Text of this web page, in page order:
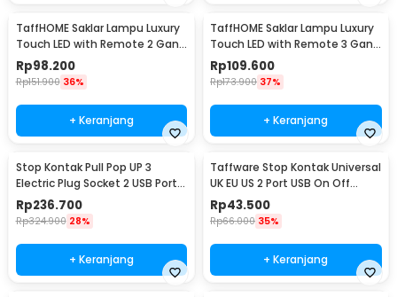
TaffHOME Saklar Lampu Luxury
Touch LED with Remote 2 Gang
- XJG-DH001
Rp98.200
Rp151.900 36%
+ Keranjang
TaffHOME Saklar Lampu Luxury
Touch LED with Remote 3 Gang
- XJG-DH001
Rp109.600
Rp173.900 37%
+ Keranjang
Stop Kontak Pull Pop UP 3
Electric Plug Socket 2 USB Port
EU - PDU
Rp236.700
Rp324.900 28%
+ Keranjang
Taffware Stop Kontak Universal
UK EU US 2 Port USB On Off
Switch - LC-20
Rp43.500
Rp66.000 35%
+ Keranjang